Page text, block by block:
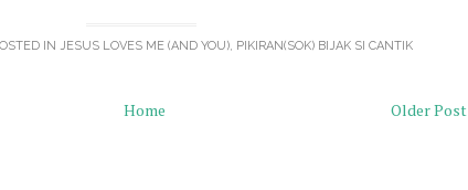
IN JESUS LOVES ME (AND YOU), PIKIRAN(SOK) BIJAK SI CANTIK
Older Post
Home